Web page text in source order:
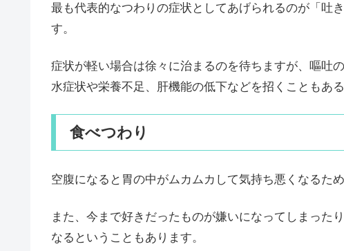
最も代表的なつわりの症状としてあげられるのが「吐
す。
症状が軽い場合は徐々に治まるのを待ちますが、嘔吐
水症状や栄養不足、肝機能の低下などを招くこともあ
食べつわり
空腹になると胃の中がムカムカして気持ち悪くなるた
また、今まで好きだったものが嫌いになってしまった
なるということもあります。